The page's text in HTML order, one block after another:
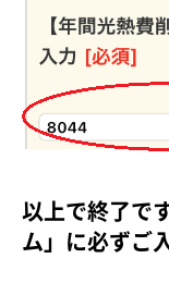
以上で終了で
ム」に必ずご